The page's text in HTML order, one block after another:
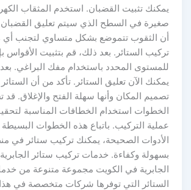
يمكنك تثبيت القضبان. استخدم المثقاب
صغيرة في السطح الذي سيتم تعليق القضبان
أن الثقوب تتموضع بشكل متساوي لتجنب أي
تركيب الستائر. بعد ذلك، قم بتثبيت الأقواس
للمستوى المحدد باستخدام مفك البراغي.
يمكنك الآن تعليق الستائر. تأكد من أن
تصميم المكان وأنها سهلة الفتح والإغلاق.
الخطوات استخدام الخطافات المناسبة
عملية التركيب. باتباع هذه الخطوات البسيطة
الأدوات الصحيحة، يمكنك تركيب ستائر في
بسهولة وكفاءة. خدمات تركيب ستائر
الجابرية في الكويت مجموعة متنوعة من
الستائر التي توفرها شركات متخصصة في هذا